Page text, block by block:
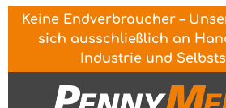
Keine Endverbraucher –
sich ausschließlich an
Industrie und